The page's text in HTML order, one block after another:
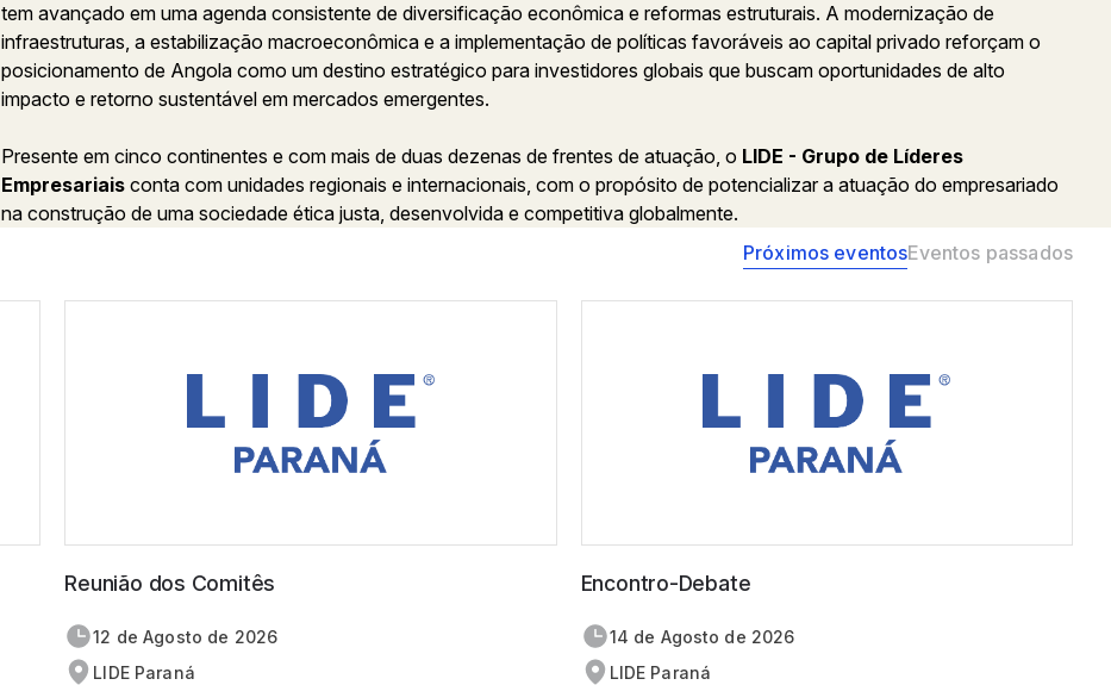
tem avançado em uma agenda consistente de diversificação econômica e reformas estruturais. A modernização de
infraestruturas, a estabilização macroeconômica e a implementação de políticas favoráveis ao capital privado reforçam o
posicionamento de Angola como um destino estratégico para investidores globais que buscam oportunidades de alto
impacto e retorno sustentável em mercados emergentes.
Presente em cinco continentes e com mais de duas dezenas de frentes de atuação, o LIDE - Grupo de Líderes
Empresariais conta com unidades regionais e internacionais, com o propósito de potencializar a atuação do empresariado
na construção de uma sociedade ética justa, desenvolvida e competitiva globalmente.
Próximos eventosEventos passados
Reunião dos Comitês
12 de agosto de 2026
LIDE Paraná
Encontro-Debate
14 de agosto de 2026
LIDE Paraná